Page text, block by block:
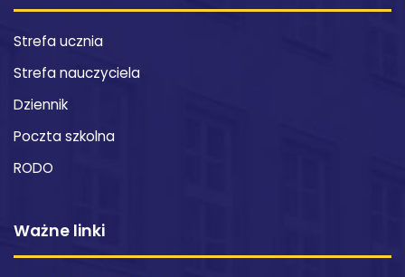
Strefa ucznia
Strefa nauczyciela
Dziennik
Poczta szkolna
RODO
Ważne linki